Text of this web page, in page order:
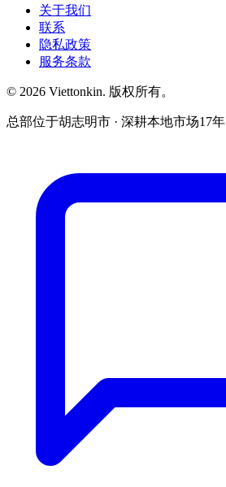
关于我们
联系
隐私政策
服务条款
© 2026 Viettonkin. 版权所有。
总部位于胡志明市 · 深耕本地市场17年